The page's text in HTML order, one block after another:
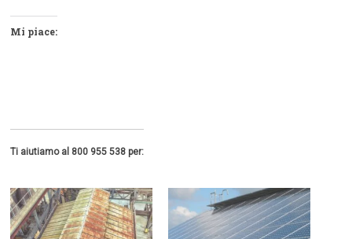
Mi piace:
Ti aiutiamo al 800 955 538 per: